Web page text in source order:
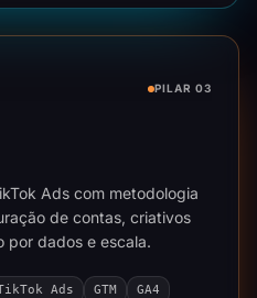
PILAR 03
Ads com metodologia
de contas, criativos
por dados e escala.
Ads GTM GA4